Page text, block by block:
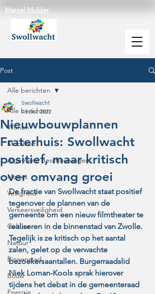
Marcel Mulder
Post
Alle berichten
Wonen
Mobiliteit
Algemene Beschouwingen
Moties
Veiligheid
Verkeersveiligheid
Cultuur
Natuur
Binnenstad
Bouw
Energie
Alle berichten
Nieuwbouwplannen
Fraterhuis: Swollwacht
positief, maar kritisch
over omvang groei
Swollwacht
13 dec 2022
De fractie van Swollwacht staat positief
tegenover de plannen van de
gemeente om een nieuw filmtheater te
realiseren in de binnenstad van Zwolle.
Tegelijk is ze kritisch op het aantal
zalen, gelet op de verwachte
bezoekersaantallen. Burgerraadslid
Niek Loman-Kools sprak hierover
tijdens het debat in de gemeenteraad